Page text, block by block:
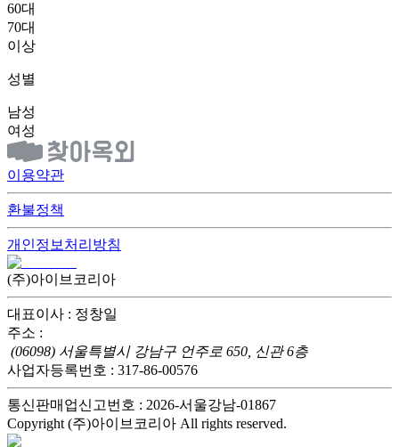
60대
70대
이상
성별
남성
여성
이용약관
환불정책
개인정보처리방침
(주)아이브코리아
대표이사 : 정창일
주소 :
(06098) 서울특별시 강남구 언주로 650, 신관 6층
사업자등록번호 : 317-86-00576
통신판매업신고번호 : 2026-서울강남-01867
Copyright (주)아이브코리아 All rights reserved.